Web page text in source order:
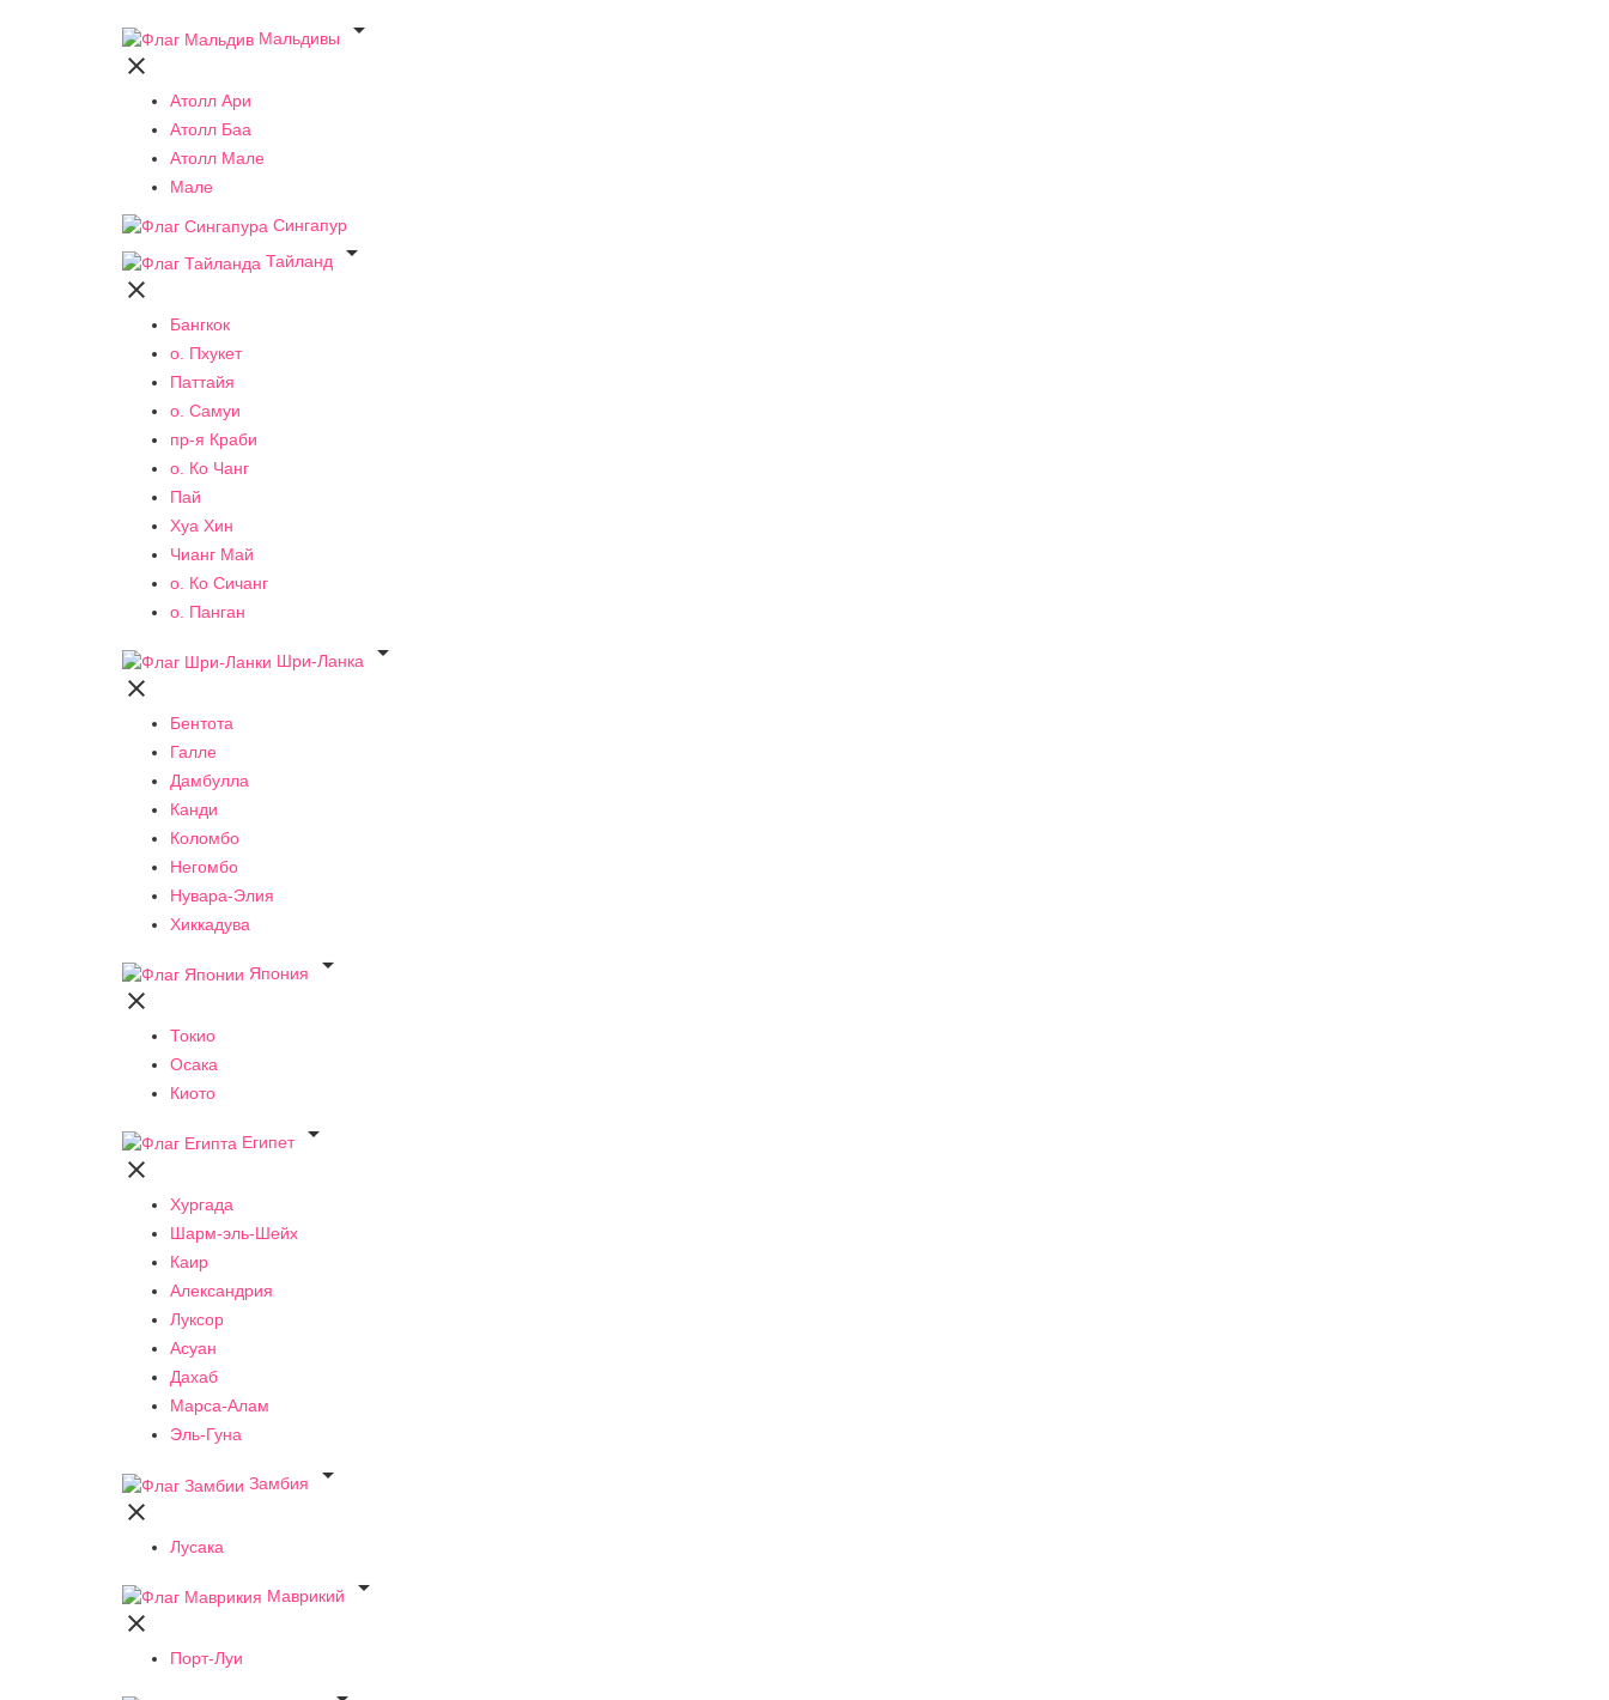
Мальдивы


Атолл Ари
Атолл Баа
Атолл Мале
Мале
Сингапур
Тайланд


Бангкок
о. Пхукет
Паттайя
о. Самуи
пр-я Краби
о. Ко Чанг
Пай
Хуа Хин
Чианг Май
о. Ко Сичанг
о. Панган
Шри-Ланка


Бентота
Галле
Дамбулла
Канди
Коломбо
Негомбо
Нувара-Элия
Хиккадува
Япония


Токио
Осака
Киото
Египет


Хургада
Шарм-эль-Шейх
Каир
Александрия
Луксор
Асуан
Дахаб
Марса-Алам
Эль-Гуна
Замбия


Лусака
Маврикий


Порт-Луи